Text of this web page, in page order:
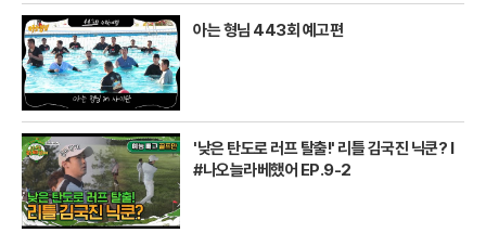
아는 형님 443회 예고편
'낮은 탄도로 러프 탈출!' 리틀 김국진 닉쿤? I
#나오늘라베했어 EP.9-2